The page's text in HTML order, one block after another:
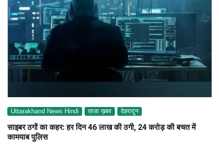
Uttarakhand News Hindi ताज़ा ख़बर देहरादून
साइबर ठगों का कहर: हर दिन 46 लाख की ठगी, 24 करोड़ की बचत में
कामयाब पुलिस